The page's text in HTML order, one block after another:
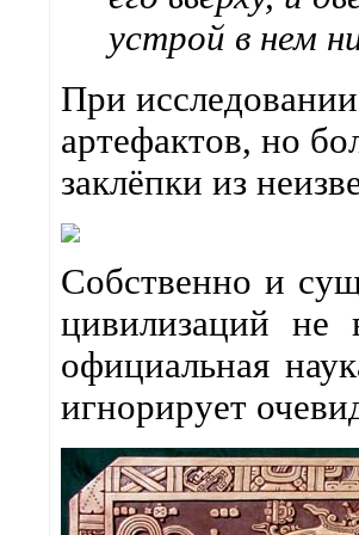
устрой в нем
При
артефактов, но
заклёпки из
Собственно и
цивилизаций не
официальная
игнорирует